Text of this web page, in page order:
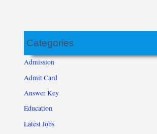
Categories
Admission
Admit Card
Answer Key
Education
Latest Jobs